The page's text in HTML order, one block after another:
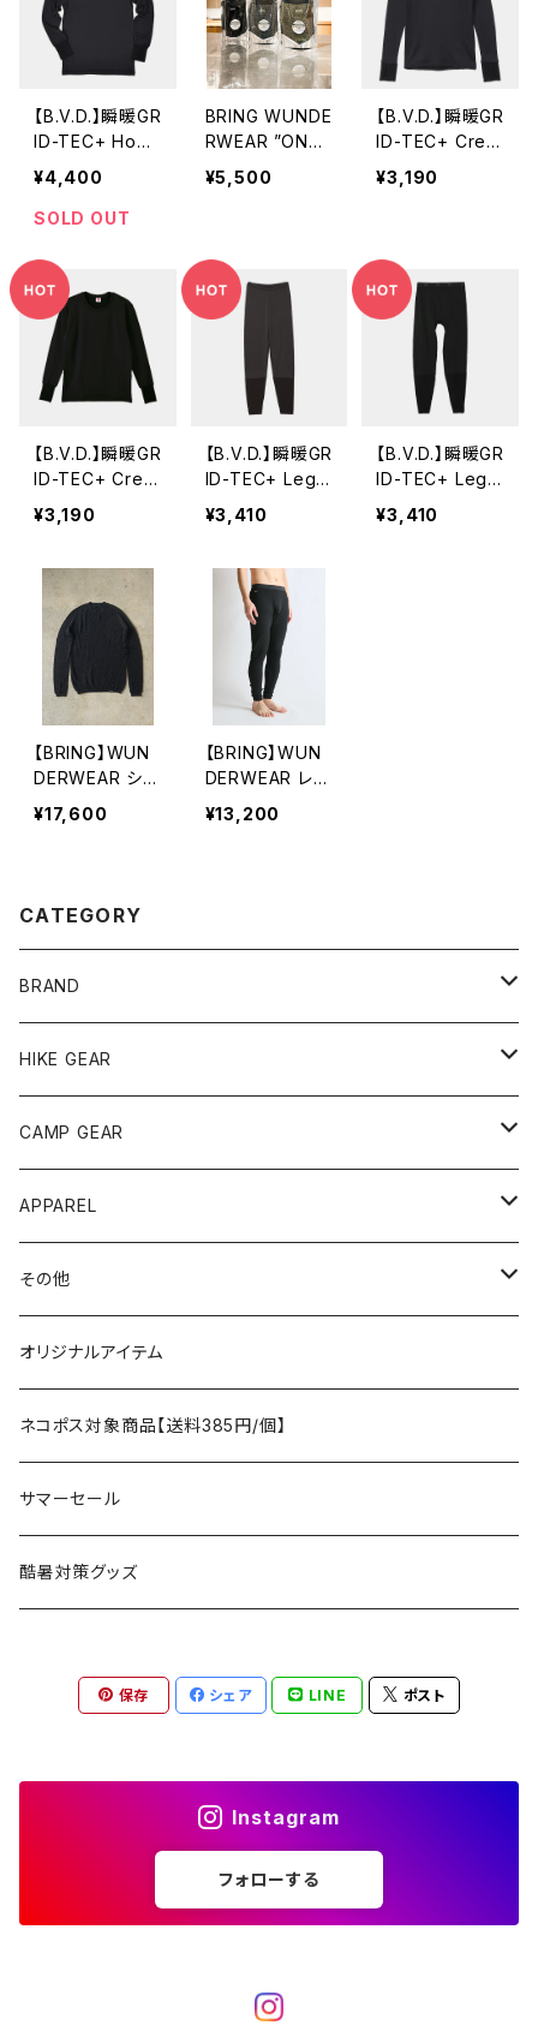
【B.V.D.】瞬暖GR
ID-TEC+ Hood
ie Thumbhole
MENS
¥4,400
SOLD OUT
BRING WUNDE
RWEAR ”ONE”
50/50
¥5,500
【B.V.D.】瞬暖GR
ID-TEC+ Crew
-neck Thumbh
ole Ladies
¥3,190
【B.V.D.】瞬暖GR
ID-TEC+ Crew
-neck Thumbh
ole MENS
¥3,190
【B.V.D.】瞬暖GR
ID-TEC+ Leg
Warmer Leggi
ngs Ladies
¥3,410
【B.V.D.】瞬暖GR
ID-TEC+ Leg
Warmer Leggi
ngs MENS
¥3,410
【BRING】WUN
DERWEAR シー
ムレスクルーネ
ック
¥17,600
【BRING】WUN
DERWEAR レギ
ンス
¥13,200
CATEGORY
BRAND
andwander
ANOBA
AO COOLERS
asobito
AS2OV
AXESQUIN
Ballistics
BEDROCK SANDALS
BROOKLYN WORKS
HIKE GEAR
テント、シェルター
バックパック
ポーチ／サコッシュ
ストレージ
パッキングアクセサリー
スリーピングギア
クッキングギア
ヘッドライト／ランタン
アクセサリー
CAMP GEAR
テント、タープ
テント、シェルター
タープ
スリーピングギア
寝袋
マット
アクセサリー
テーブル、チェア
テーブル
チェア
ランタン、ライト
燃料ランタン
LEDライト
焚火台／薪ストーブ
焚火台
七輪、グリル
暖房器具
ガスストーブ
斧、鉈
クッキングギア
バーナー／ストーブ
カトラリー
コンテナ、ギアケース
APPAREL
トップス
ボトムス
アンダーウェア
ハンドウェア
ヘッドギア
フットウェア
アクセサリー
その他
遊び
フィッシング
ラジコン
ケア用品
雑貨
アウトレット
オリジナルアイテム
ネコポス対象商品【送料385円/個】
サマーセール
酷暑対策グッズ
保存 シェア LINE ポスト
Instagram
フォローする